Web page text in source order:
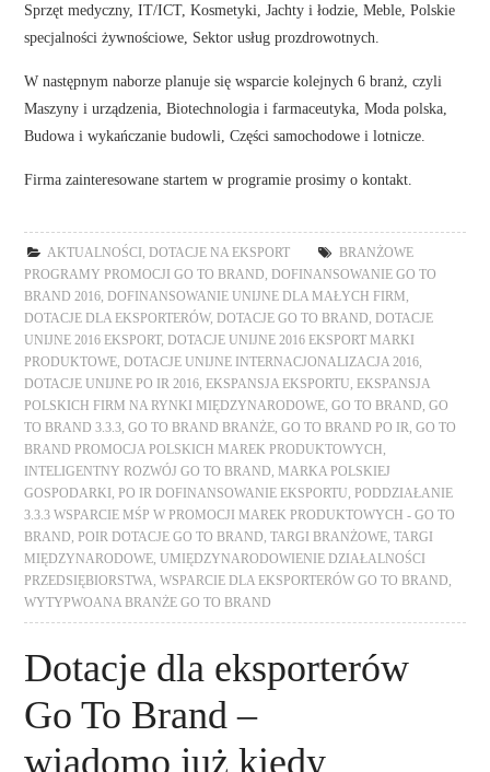
Sprzęt medyczny, IT/ICT, Kosmetyki, Jachty i łodzie, Meble, Polskie
specjalności żywnościowe, Sektor usług prozdrowotnych.
W następnym naborze planuje się wsparcie kolejnych 6 branż, czyli
Maszyny i urządzenia, Biotechnologia i farmaceutyka, Moda polska,
Budowa i wykańczanie budowli, Części samochodowe i lotnicze.
Firma zainteresowane startem w programie prosimy o kontakt.
AKTUALNOŚCI ,DOTACJE NA EKSPORT
BRANŻOWE
PROGRAMY PROMOCJI GO TO BRAND ,DOFINANSOWANIE GO TO
BRAND 2016 ,DOFINANSOWANIE UNIJNE DLA MAŁYCH FIRM
DOTACJE DLA EKSPORTERÓW,DOTACJE GO TO BRAND ,DOTACJE
UNIJNE 2016 EKSPORT,DOTACJE UNIJNE 2016 EKSPORT MARKI
PRODUKTOWE ,DOTACJE UNIJNE INTERNACJONALIZACJA 2016
DOTACJE UNIJNE PO IR 2016 ,EKSPANSJA EKSPORTU ,EKSPANSJA
POLSKICH FIRM NA RYNKI MIĘDZYNARODOWE ,GO TO BRAND ,GO
TO BRAND 3.3.3 ,GO TO BRAND BRANŻE ,GO TO BRAND PO IR ,GO TO
BRAND PROMOCJA POLSKICH MAREK PRODUKTOWYCH
INTELIGENTNY ROZWÓJ GO TO BRAND ,MARKA POLSKIEJ
GOSPODARKI
,PO IR DOFINANSOWANIE EKSPORTU ,PODDZIAŁANIE
3.3.3 WSPARCIE MŚP W PROMOCJI MAREK PRODUKTOWYCH - GO TO
BRAND ,POIR DOTACJE GO TO BRAND ,TARGI BRANŻOWE ,TARGI
MIĘDZYNARODOWE ,UMIĘDZYNARODOWIENIE DZIAŁALNOŚCI
PRZEDSIĘBIORSTWA ,WSPARCIE DLA EKSPORTERÓW GO TO BRAND
WYTYPWOANA BRANŻE GO TO BRAND
Dotacje dla eksporterów
Go To Brand –
wiadomo już kiedy